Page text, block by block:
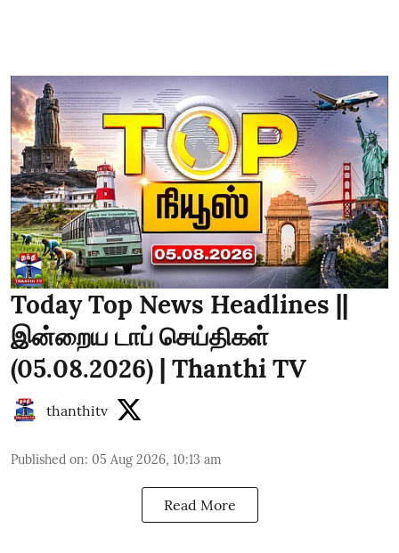
Today Top News Headlines ||
இன்றைய டாப் செய்திகள்
(05.08.2026) | Thanthi TV
thanthitv
Published on: 05 Aug 2026, 10:13 am
Read More